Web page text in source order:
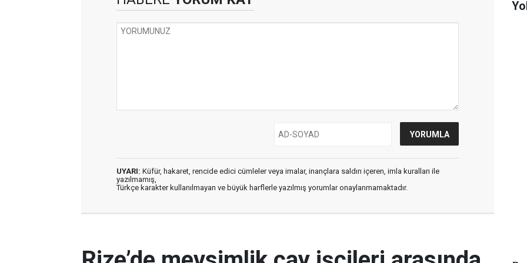
UYARI: Küfür, hakaret, rencide edici cümleler veya imalar, inançlara saldırı içeren, imla kuralları ile
yazılmamış,
Türkçe karakter kullanılmayan ve büyük harflerle yazılmış yorumlar onaylanmamaktadır.